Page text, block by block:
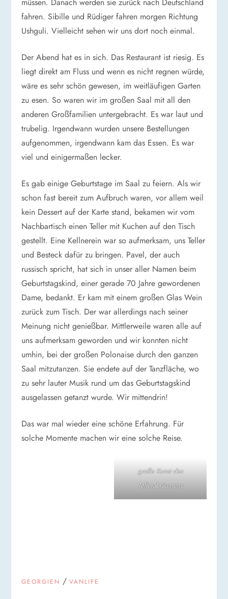
fahren. Sibille und Rüdiger fahren morgen Richtung
Ushguli. Vielleicht sehen wir uns dort noch einmal.
Der Abend hat es in sich. Das Restaurant ist riesig. Es
liegt direkt am Fluss und wenn es nicht regnen würde,
wäre es sehr schön gewesen, im weitläufigen Garten
zu esen. So waren wir im großen Saal mit all den
anderen Großfamilien untergebracht. Es war laut und
trubelig. Irgendwann wurden unsere Bestellungen
aufgenommen, irgendwann kam das Essen. Es war
viel und einigermaßen lecker.
Es gab einige Geburtstage im Saal zu feiern. Als wir
schon fast bereit zum Aufbruch waren, vor allem weil
kein Dessert auf der Karte stand, bekamen wir vom
Nachbartisch einen Teller mit Kuchen auf den Tisch
gestellt. Eine Kellnerein war so aufmerksam, uns Teller
und Besteck dafür zu bringen. Pavel, der auch
russisch spricht, hat sich in unser aller Namen beim
Geburtstagskind, einer gerade 70 Jahre gewordenen
Dame, bedankt. Er kam mit einem großen Glas Wein
zurück zum Tisch. Der war allerdings nach seiner
Meinung nicht genießbar. Mittlerweile waren alle auf
uns aufmerksam geworden und wir konnten nicht
umhin, bei der großen Polonaise durch den ganzen
Saal mitzutanzen. Sie endete auf der Tanzfläche, wo
zu sehr lauter Musik rund um das Geburtstagskind
ausgelassen getanzt wurde. Wir mittendrin!
Das war mal wieder eine schöne Erfahrung. Für
solche Momente machen wir eine solche Reise.
große Kunst des
Tellerabräumens
GEORGIEN /VANLIFE